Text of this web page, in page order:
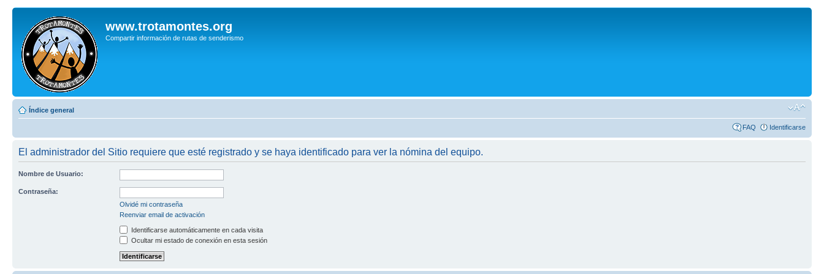
www.trotamontes.org
Compartir información de rutas de senderismo
Índice general
FAQ Identificarse
El administrador del Sitio requiere que esté registrado y se haya identificado para ver la nómina del equipo.
Nombre de Usuario:
Contraseña:
Olvidé mi contraseña
Reenviar email de activación
Identificarse automáticamente en cada visita
Ocultar mi estado de conexión en esta sesión